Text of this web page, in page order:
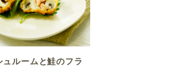
ュルームと鮭のフラ